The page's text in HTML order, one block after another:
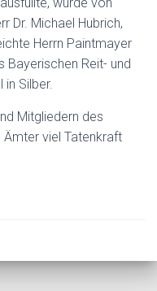
Dr. Michael Hubrich,
Herrn Paintmayer
Bayerischen Reit- und
in Silber.
Mitgliedern des
Ämter viel Tatenkraft